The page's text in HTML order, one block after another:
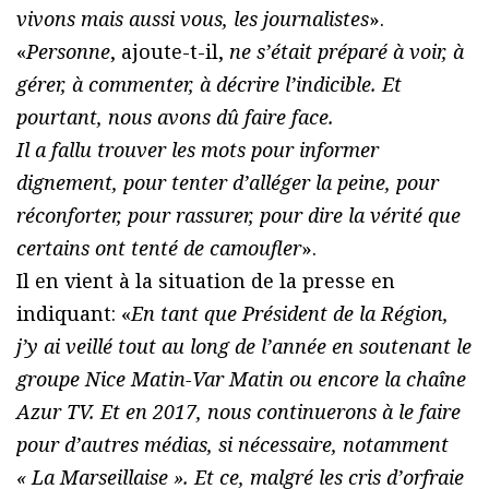
vivons mais aussi vous, les journalistes».
«Personne, ajoute-t-il, ne s’était préparé à voir, à
gérer, à commenter, à décrire l’indicible. Et
pourtant, nous avons dû faire face.
Il a fallu trouver les mots pour informer
dignement, pour tenter d’alléger la peine, pour
réconforter, pour rassurer, pour dire la vérité que
certains ont tenté de camoufler».
Il en vient à la situation de la presse en
indiquant: «En tant que Président de la Région,
j’y ai veillé tout au long de l’année en soutenant le
groupe Nice Matin-Var Matin ou encore la chaîne
Azur TV. Et en 2017, nous continuerons à le faire
pour d’autres médias, si nécessaire, notamment
« La Marseillaise ». Et ce, malgré les cris d’orfraie